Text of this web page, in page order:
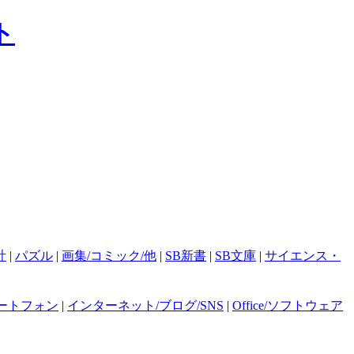
| パズル | 画集/コミック/他 | SB新書 | SB文庫 | サイエンス・
トフォン | インターネット/ブログ/SNS | Office/ソフトウェア